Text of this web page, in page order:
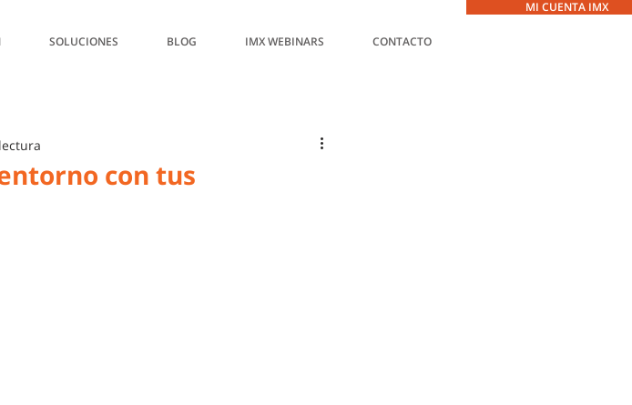
SOLUCIONES BLOG IMX WEBINARS CONTACTO
MI CUENTA IMX
con tus